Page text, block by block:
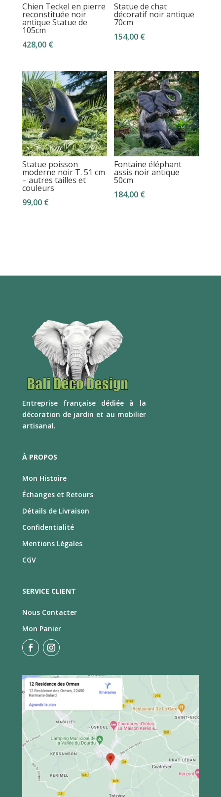
Chien Teckel en pierre
reconstituée noir
antique Statue de
105cm
428,00 €
Statue de chat
décoratif noir antique
70cm
154,00 €
Statue poisson
moderne noir T. 51 cm
– autres tailles et
couleurs
99,00 €
Fontaine éléphant
assis noir antique
50cm
184,00 €
Entreprise française dédiée à la
décoration de jardin et au mobilier
artisanal.
À PROPOS
Mon Histoire
Échanges et Retours
Détails de Livraison
Confidentialité
Mentions Légales
CGV
SERVICE CLIENT
Nous Contacter
Mon Panier